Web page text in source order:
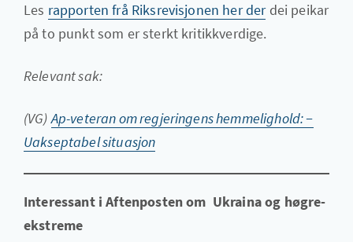
Les rapporten frå Riksrevisjonen her derdei peikar
på to punkt som er sterkt kritikkverdige.
Relevant sak:
(VG) Ap-veteran om regjeringens hemmelighold: −
Uakseptabel situasjon
Interessant i Aftenposten om Ukraina og høgre-
ekstreme